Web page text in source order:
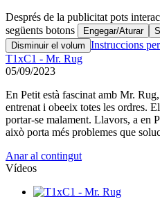
Després de la publicitat pots
següents botons
Engegar/Aturar
Disminuir el volum Instruccions
T1xC1 - Mr. Rug
05/09/2023
En Petit està fascinat amb Mr.
entrenat i obeeix totes les ordres.
portar-se malament. Llavors, a en
això porta més problemes que
Anar al contingut
Vídeos